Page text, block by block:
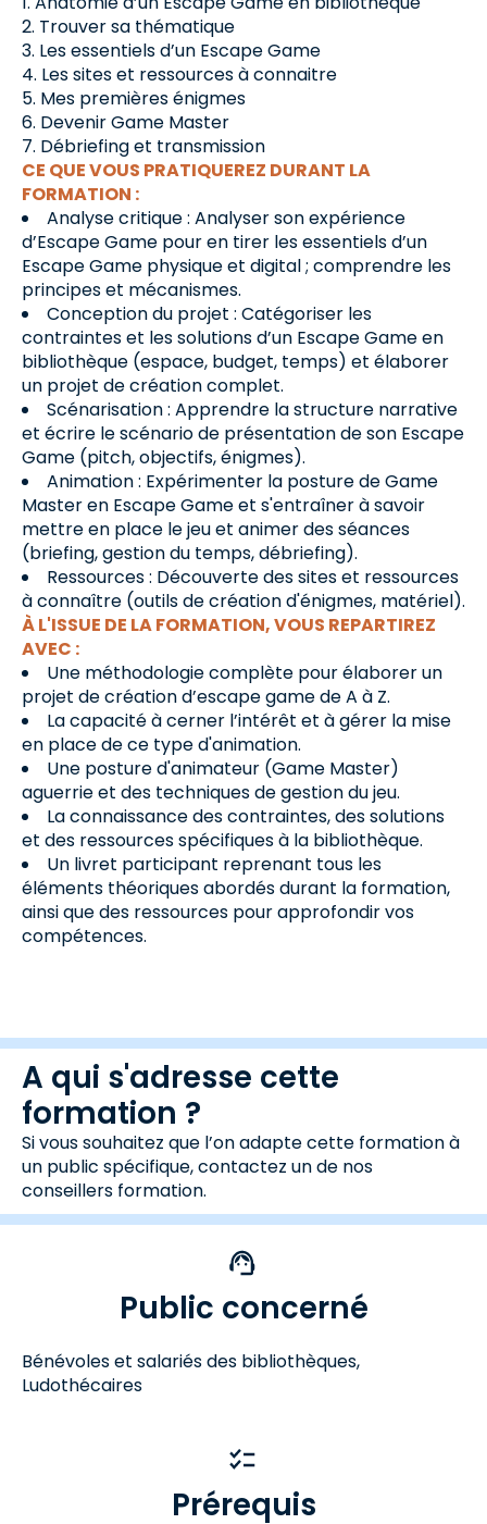
Trouver sa thématique
Les essentiels d’un Escape Game
Les sites et ressources à connaitre
Mes premières énigmes
Devenir Game Master
Débriefing et transmission
CE QUE VOUS PRATIQUEREZ DURANT LA
FORMATION :
Analyse critique : Analyser son expérience
d’Escape Game pour en tirer les essentiels d’un
Escape Game physique et digital ; comprendre les
principes et mécanismes.
Conception du projet : Catégoriser les
contraintes et les solutions d’un Escape Game en
bibliothèque (espace, budget, temps) et élaborer
un projet de création complet.
Scénarisation : Apprendre la structure narrative
et écrire le scénario de présentation de son Escape
Game (pitch, objectifs, énigmes).
Animation : Expérimenter la posture de Game
Master en Escape Game et s'entraîner à savoir
mettre en place le jeu et animer des séances
(briefing, gestion du temps, débriefing).
Ressources : Découverte des sites et ressources
à connaître (outils de création d'énigmes, matériel).
À L'ISSUE DE LA FORMATION, VOUS REPARTIREZ
AVEC :
Une méthodologie complète pour élaborer un
projet de création d’escape game de A à Z.
La capacité à cerner l’intérêt et à gérer la mise
en place de ce type d'animation.
Une posture d'animateur (Game Master)
aguerrie et des techniques de gestion du jeu.
La connaissance des contraintes, des solutions
et des ressources spécifiques à la bibliothèque.
Un livret participant reprenant tous les
éléments théoriques abordés durant la formation,
ainsi que des ressources pour approfondir vos
compétences.
A qui s'adresse cette
formation ?
Si vous souhaitez que l’on adapte cette formation à
un public spécifique, contactez un de nos
conseillers formation.
Public concerné
Bénévoles et salariés des bibliothèques,
Ludothécaires
Prérequis